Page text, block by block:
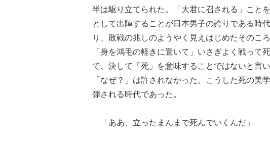
半は駆り立てられた。「大君に召される」こと
として出陣することが日本男子の誇りである時
り、敗戦の兆しのようやく見えはじめたそのこ
「身を鴻毛の軽きに置いて」いさぎよく戦って
で、決して「死」を意味することではないと言
「なぜ？」は許されなかった。こうした死の美
弾される時代であった。
「ああ、立ったまんまで死んでいくんだ」